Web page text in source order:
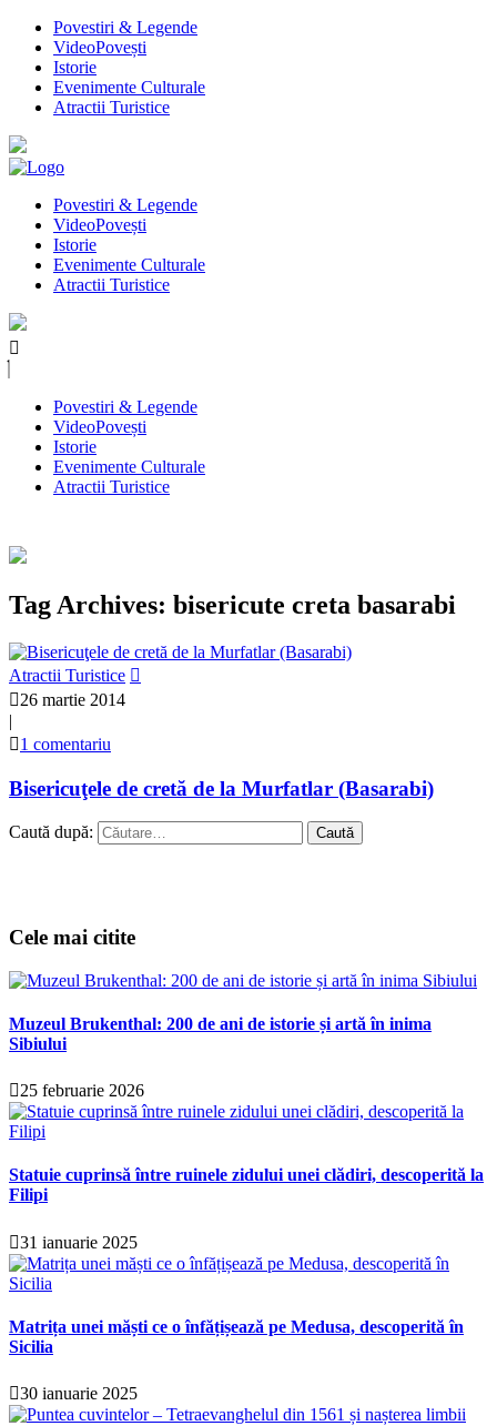
Povestiri & Legende
VideoPovești
Istorie
Evenimente Culturale
Atractii Turistice
Povestiri & Legende
VideoPovești
Istorie
Evenimente Culturale
Atractii Turistice
Povestiri & Legende
VideoPovești
Istorie
Evenimente Culturale
Atractii Turistice
Tag Archives: bisericute creta basarabi
Atractii Turistice
26 martie 2014
|
1 comentariu
Bisericuţele de cretă de la Murfatlar (Basarabi)
Caută după:
Cele mai citite
Muzeul Brukenthal: 200 de ani de istorie și artă în inima
Sibiului
25 februarie 2026
Statuie cuprinsă între ruinele zidului unei clădiri, descoperită la
Filipi
31 ianuarie 2025
Matrița unei măști ce o înfățișează pe Medusa, descoperită în
Sicilia
30 ianuarie 2025